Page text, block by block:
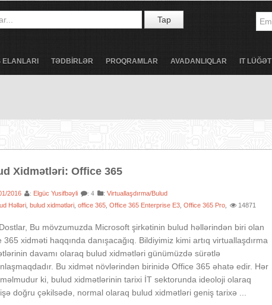
Tap
ELANLARI TƏDBİRLƏR PROQRAMLAR AVADANLIQLAR IT LÜĞƏT
Xidmətləri: Office 365
2016 : Elgüc Yusifbəyli : 4 :Virtuallaşdırma/Bulud
Həlləri bulud xidmətləri ,office 365 ,Office 365 Enterprise E3 ,Office 365 Pro 14871
Bu mövzumuzda Microsoft şirkətinin bulud həllərindən biri olan
365 xidməti haqqında danışacağıq. Bildiyimiz kimi artıq virtuallaşdırma
davamı olaraq bulud xidmətləri günümüzdə sürətlə
Bu xidmət növlərindən birinidə Office 365 əhatə edir. Hər
ki, bulud xidmətlərinin tarixi İT sektorunda ideoloji olaraq
doğru çəkilsədə, normal olaraq bulud xidmətləri geniş tarixə ...